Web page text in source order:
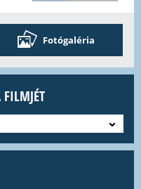
Fotógaléria
TALÁLJA MEG A FILMJÉT